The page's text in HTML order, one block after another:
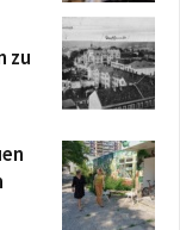
zu